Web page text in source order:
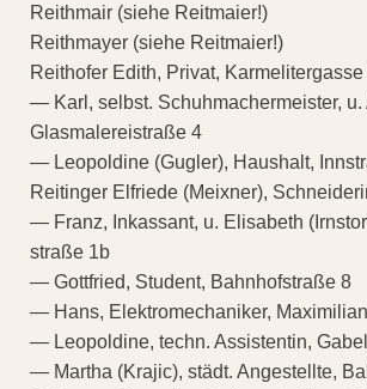
Reithmair (siehe Reitmaier!)
Reithmayer (siehe Reitmaier!)
Reithofer Edith, Privat, Karmelitergasse
— Karl, selbst. Schuhmachermeister, u.
Glasmalereistraße 4
— Leopoldine (Gugler), Haushalt,
Reitinger Elfriede (Meixner),
— Franz, Inkassant, u. Elisabeth
straße 1b
— Gottfried, Student, Bahnhofstraße 8
— Hans, Elektromechaniker,
— Leopoldine, techn. Assistentin,
— Martha (Krajic), städt. Angestellte,